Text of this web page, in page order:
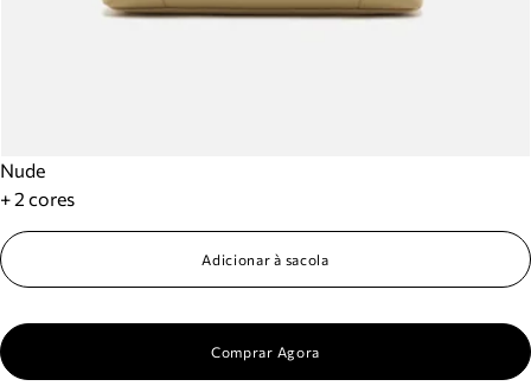
Nude
+ 2 cores
Adicionar à sacola
Comprar Agora